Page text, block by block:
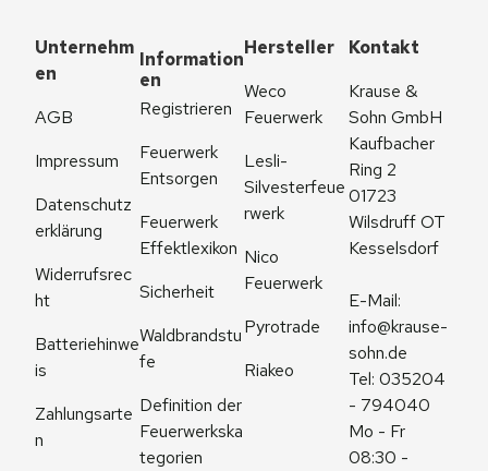
Unternehm
en
AGB
Impressum
Datenschutz
erklärung
Widerrufsrec
ht
Batteriehinwe
is
Zahlungsarte
n
Information
en
Registrieren
Feuerwerk
Entsorgen
Feuerwerk
Effektlexikon
Sicherheit
Waldbrandstu
fe
Definition der
Feuerwerkska
tegorien
Hersteller
Weco
Feuerwerk
Lesli-
Silvesterfeue
rwerk
Nico
Feuerwerk
Pyrotrade
Riakeo
Kontakt
Krause &
Sohn GmbH
Kaufbacher
Ring 2
01723
Wilsdruff OT
Kesselsdorf
info@krause-
sohn.de
Tel: 035204
- 794040
Mo - Fr
08:30 -